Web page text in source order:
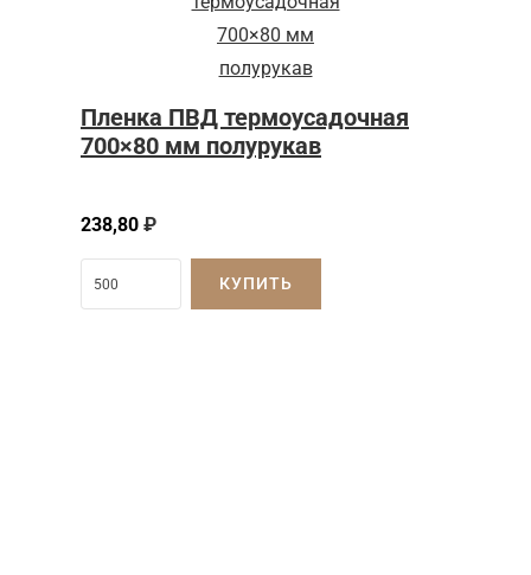
Пленка ПВД термоусадочная
700×80 мм полурукав
238,80 ₽
КУПИТЬ